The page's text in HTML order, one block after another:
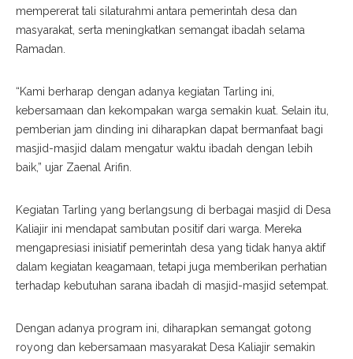
mempererat tali silaturahmi antara pemerintah desa dan
masyarakat, serta meningkatkan semangat ibadah selama
Ramadan.
“Kami berharap dengan adanya kegiatan Tarling ini,
kebersamaan dan kekompakan warga semakin kuat. Selain itu,
pemberian jam dinding ini diharapkan dapat bermanfaat bagi
masjid-masjid dalam mengatur waktu ibadah dengan lebih
baik,” ujar Zaenal Arifin.
Kegiatan Tarling yang berlangsung di berbagai masjid di Desa
Kaliajir ini mendapat sambutan positif dari warga. Mereka
mengapresiasi inisiatif pemerintah desa yang tidak hanya aktif
dalam kegiatan keagamaan, tetapi juga memberikan perhatian
terhadap kebutuhan sarana ibadah di masjid-masjid setempat.
Dengan adanya program ini, diharapkan semangat gotong
royong dan kebersamaan masyarakat Desa Kaliajir semakin